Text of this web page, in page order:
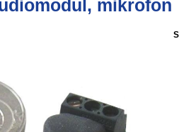
mikrofon